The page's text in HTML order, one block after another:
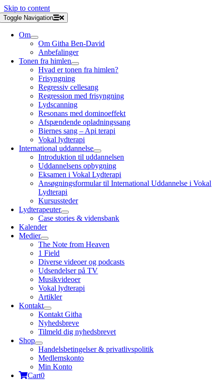
Skip to content
Toggle Navigation
Om
Om Githa Ben-David
Anbefalinger
Tonen fra himlen
Hvad er tonen fra himlen?
Frisyngning
Regressiv cellesang
Regression med frisyngning
Lydscanning
Resonans med dominoeffekt
Afspændende opladningssang
Biernes sang – Api terapi
Vokal lydterapi
International uddannelse
Introduktion til uddannelsen
Uddannelsens opbygning
Eksamen i Vokal Lydterapi
Ansøgningsformular til International Uddannelse i Vokal
Lydterapi
Kursussteder
Lydterapeuter
Case stories & vidensbank
Kalender
Medier
The Note from Heaven
1 Field
Diverse videoer og podcasts
Udsendelser på TV
Musikvideoer
Vokal lydterapi
Artikler
Kontakt
Kontakt Githa
Nyhedsbreve
Tilmeld dig nyhedsbrevet
Shop
Handelsbetingelser & privatlivspolitik
Medlemskonto
Min Konto
Cart0